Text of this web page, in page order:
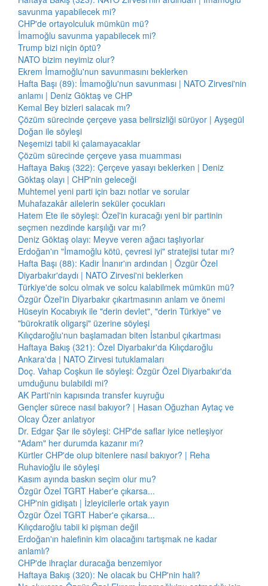
savunma yapabilecek mi?
CHP'de ortayolculuk mümkün mü?
İmamoğlu savunma yapabilecek mi?
Trump bizi niçin öptü?
NATO bizim neyimiz olur?
Ekrem İmamoğlu'nun savunmasını beklerken
Hafta Başı (89): İmamoğlu'nun savunması | NATO Zirvesi'nin
anlamı | Deniz Göktaş ve CHP
Kemal Bey bizleri salacak mı?
Çözüm sürecinde çerçeve yasa belirsizliği sürüyor | Ayşegül
Doğan ile söyleşi
Neşemizi tabii ki çalamayacaklar
Çözüm sürecinde çerçeve yasa muamması
Haftaya Bakış (322): Çerçeve yasayı beklerken | Deniz
Göktaş olayı | CHP'nin geleceği
Muhtemel yeni parti için bazı notlar ve sorular
Muhafazakâr ailelerin seküler çocukları
Hatem Ete ile söyleşi: Özel'in kuracağı yeni bir partinin
seçmen nezdinde karşılığı var mı?
Deniz Göktaş olayı: Meyve veren ağacı taşlıyorlar
Erdoğan'ın "İmamoğlu kötü, çevresi iyi" stratejisi tutar mı?
Hafta Başı (88): Kadir İnanır'ın ardından | Özgür Özel
Diyarbakır'daydı | NATO Zirvesi'ni beklerken
Türkiye'de solcu olmak ve solcu kalabilmek mümkün mü?
Özgür Özel'in Diyarbakır çıkartmasının anlam ve önemi
Hüseyin Kocabıyık ile "derin devlet", "derin Türkiye" ve
"bürokratik oligarşi" üzerine söyleşi
Kılıçdaroğlu'nun başlamadan biten İstanbul çıkartması
Haftaya Bakış (321): Özel Diyarbakır'da Kılıçdaroğlu
Ankara'da | NATO Zirvesi tutuklamaları
Doç. Vahap Coşkun ile söyleşi: Özgür Özel Diyarbakır'da
umduğunu bulabildi mi?
AK Parti'nin kapısında transfer kuyruğu
Gençler sürece nasıl bakıyor? | Hasan Oğuzhan Aytaç ve
Olcay Özer anlatıyor
Dr. Edgar Şar ile söyleşi: CHP'de saflar iyice netleşiyor
"Adam" her durumda kazanır mı?
Kürtler CHP'de olup bitenlere nasıl bakıyor? | Reha
Ruhavioğlu ile söyleşi
Kasım ayında baskın seçim olur mu?
Özgür Özel TGRT Haber'e çıkarsa...
CHP'nin gidişatı | İzleyicilerle ortak yayın
Özgür Özel TGRT Haber'e çıkarsa...
Kılıçdaroğlu tabii ki pişman değil
Erdoğan'ın halefinin kim olacağını tartışmak ne kadar
anlamlı?
CHP'de ihraçlar duracağa benzemiyor
Haftaya Bakış (320): Ne olacak bu CHP'nin hali?